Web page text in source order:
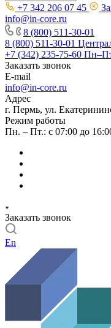
+7 342 206 07 45
info@in-core.ru
8 (800) 511-30-01
8 (800) 511-30-01
+7 (342) 235-75-60
Заказать звонок
E-mail
info@in-core.ru
Адрес
г. Пермь, ул.
Режим работы
Пн. – Пт.: с 07:00 до
Заказать звонок
En